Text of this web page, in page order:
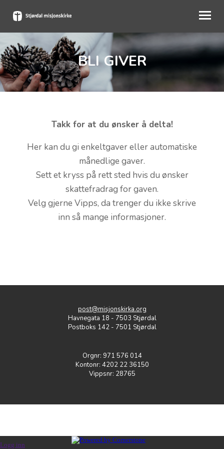
OM OSS
BLI MED
PÅMELDING
BLI GIVER
BLI GIVER
Takk for at du ønsker å delta!
Her kan du gi enkeltgaver eller automatiske
månedlige gaver.
Sett et kryss på rett sted hvis du ønsker
skattefradrag for gaven.
Velg gjerne Vipps, da trenger du ikke skrive
inn så mange informasjoner.
post@misjonskirka.org
Havnegata 18 - 7503 Stjørdal
Postboks 142 - 7501 Stjørdal
Orgnr: 971 576 014
Kontonr: 4202 22 36150
Vippsnr: 28765
Logg inn